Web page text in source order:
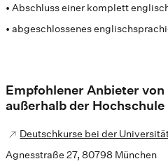
• Abschluss einer komplett
• abgeschlossenes
Empfohlener Anbieter
außerhalb der Hochschule
Deutschkurse bei der
Agnesstraße 27, 80798 München